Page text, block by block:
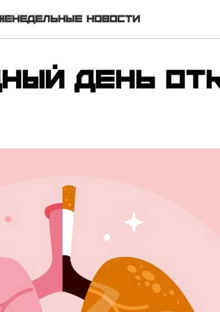
новости
день